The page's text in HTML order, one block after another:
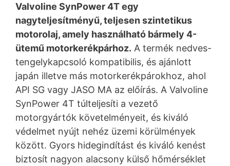
Valvoline SynPower 4T egy
nagyteljesítményű, teljesen szintetikus
motorolaj, amely használható bármely 4-
ütemű motorkerékpárhoz. A termék nedves-
tengelykapcsoló kompatibilis, és ajánlott
japán illetve más motorkerékpárokhoz, ahol
API SG vagy JASO MA az előírás. A Valvoline
SynPower 4T túlteljesíti a vezető
motorgyártók követelményeit, és kiváló
védelmet nyújt nehéz üzemi körülmények
között. Gyors hidegindítást és kiváló kenést
biztosít nagyon alacsony külső hőmérséklet